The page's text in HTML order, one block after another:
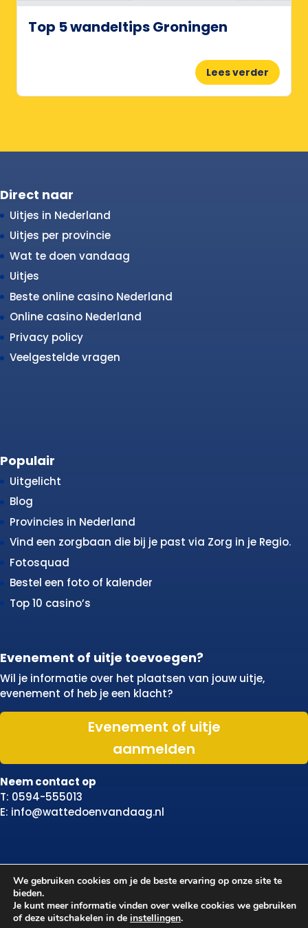
Top 5 wandeltips Groningen
Lees verder
Direct naar
Uitjes in Nederland
Uitjes per provincie
Wat te doen vandaag
Uitjes
Beste online casino Nederland
Online casino Nederland
Privacy policy
Veelgestelde vragen
Populair
Uitgelicht
Blog
Provincies in Nederland
Vind een zorgbaan die bij je past via Zorg in je Regio.
Fotosquad
Bestel een foto of kalender
Top 10 casino’s
Evenement of uitje toevoegen?
Wil je informatie over het plaatsen van jouw uitje,
evenement of heb je een klacht?
Evenement of uitje
aanmelden
Neem contact op
T: 0594-555013
E: info@wattedoenvandaag.nl
We gebruiken cookies om je de beste ervaring op onze site te
bieden.
Je kunt meer informatie vinden over welke cookies we gebruiken
of deze uitschakelen in de instellingen.